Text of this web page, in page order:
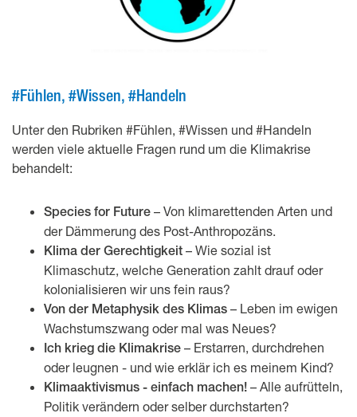
#Fühlen, #Wissen, #Handeln
Unter den Rubriken #Fühlen, #Wissen und #Handeln
werden viele aktuelle Fragen rund um die Klimakrise
behandelt:
Species for Future – Von klimarettenden Arten und
der Dämmerung des Post-Anthropozäns.
Klima der Gerechtigkeit – Wie sozial ist
Klimaschutz, welche Generation zahlt drauf oder
kolonialisieren wir uns fein raus?
Von der Metaphysik des Klimas – Leben im ewigen
Wachstumszwang oder mal was Neues?
Ich krieg die Klimakrise – Erstarren, durchdrehen
oder leugnen - und wie erklär ich es meinem Kind?
Klimaaktivismus - einfach machen! – Alle aufrütteln,
Politik verändern oder selber durchstarten?